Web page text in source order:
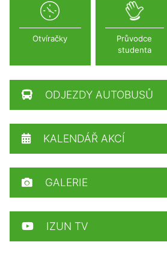
Otvíračky
Průvodce
studenta
ODJEZDY AUTOBUSŮ
KALENDÁŘ AKCÍ
GALERIE
IZUN TV